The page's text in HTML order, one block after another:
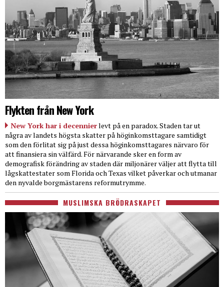
Flykten från New York
New York har i decennierlevt på en paradox. Staden tar ut
några av landets högsta skatter på höginkomsttagare samtidigt
som den förlitat sig på just dessa höginkomsttagares närvaro för
att finansiera sin välfärd. För närvarande sker en form av
demografisk förändring av staden där miljonärer väljer att flytta till
lågskattestater som Florida och Texas vilket påverkar och utmanar
den nyvalde borgmästarens reformutrymme.
MUSLIMSKA BRÖDRASKAPET